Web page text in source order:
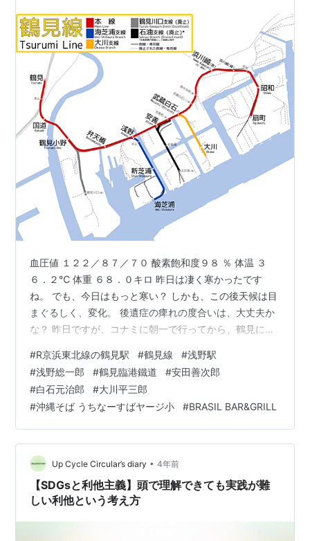
切れて脳出血となりました。
血圧値 １２２／８７／７０ 酸素飽和度９８ ％ 体温 ３
６．２℃ 体重 ６８．０キロ 昨日は凄く寒かったです
ね。 でも、今日はもっと寒い？ しかも、この後天候は目
まぐるしく、変化。 後遺症の痺れの度合いは、大丈夫か
な？ 昨日ですが、コナミに朝一で行ってから、鶴見に出
興味深い地域です。 JR京浜東北線の鶴見駅から、「鶴見
線」に乗り換え。 ここは始発・終着駅で、こんな感じの
昭和・戦前感溢れる、行き止まりホームになっていま
す。 天井のトラス構造の鉄骨もいい感じ。 鶴見線の路線
図です。とても不思議な形状です。 ヒトの脳のMRI写真
みたいですね。 本…
#R京浜東北線の鶴見駅 #鶴見線 #浅野駅
#浅野総一郎 #鶴見臨港鐵道 #安田善次郎
#白石元治郎 #大川平三郎
#沖縄そば うちなーすばヤージ小 #BRASIL BAR&GRILL
Up Cycle Circular’s diary • 4年前
【SDGsと利他主義】頭で理解できても実践が難
しい利他という考え方